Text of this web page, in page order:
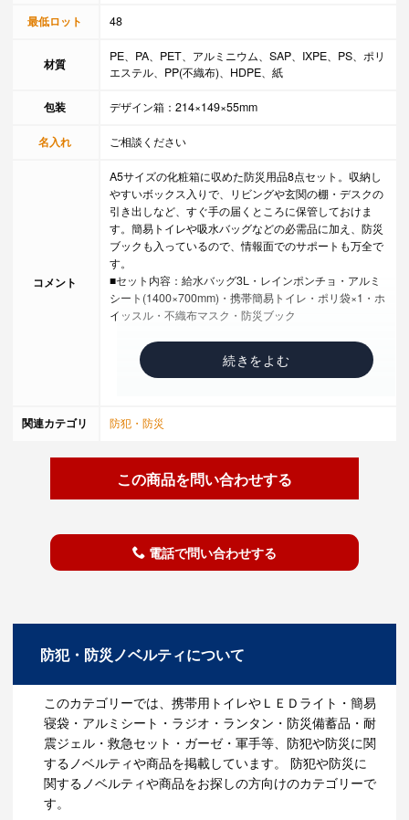
最低ロット 48
材質
PE、PA、PET、アルミニウム、SAP、IXPE、PS、ポリ
エステル、PP(不織布)、HDPE、紙
包装 デザイン箱：214×149×55mm
名入れ ご相談ください
コメント
A5サイズの化粧箱に収めた防災用品8点セット。収納し
やすいボックス入りで、リビングや玄関の棚・デスクの
引き出しなど、すぐ手の届くところに保管しておけま
す。簡易トイレや吸水バッグなどの必需品に加え、防災
ブックも入っているので、情報面でのサポートも万全で
す。
■セット内容：給水バッグ3L・レインポンチョ・アルミ
シート(1400×700mm)・携帯簡易トイレ・ポリ袋×1・ホ
イッスル・不織布マスク・防災ブック
関連カテゴリ 防犯・防災
この商品を問い合わせする
電話で問い合わせする
防犯・防災ノベルティについて
このカテゴリーでは、携帯用トイレやＬＥＤライト・簡易
寝袋・アルミシート・ラジオ・ランタン・防災備蓄品・耐
震ジェル・救急セット・ガーゼ・軍手等、防犯や防災に関
するノベルティや商品を掲載しています。 防犯や防災に
関するノベルティや商品をお探しの方向けのカテゴリーで
す。